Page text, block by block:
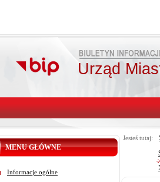
Urząd
MENU GŁÓWNE
Informacje ogólne
Jesteś tutaj: